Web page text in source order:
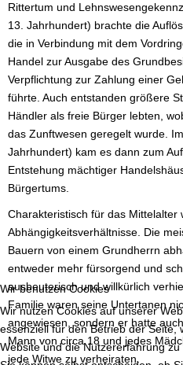
Rittertum und
13. Jahrhundert) brachte die
die in Verbindung mit dem
Handel zur Ausgabe des
Verpflichtung zur Zahlung einer
führte. Auch entstanden größere
Händler als freie Bürger lebten,
das Zunftwesen geregelt wurde.
Jahrhundert) kam es dann zum
Entstehung mächtiger
Bürgertums.
Charakteristisch für das Mittelalter
Abhängigkeitsverhältnisse. Die
Bauern von einem Grundherrn
entweder mehr fürsorgend und
ausbeuterisch und willkürlich
Familie waren seine Untertanen
angewiesen, sondern er hatte
Mann von circa 18 und jedes
jede Witwe zu verheiraten.
Wir benutzen Cookies
Wir nutzen Cookies auf unserer
essenziell für den Betrieb der
Website und die Nutzererfahrung